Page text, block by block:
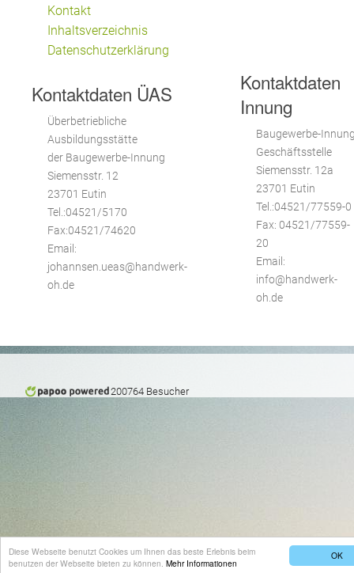
OK
Diese Webseite benutzt Cookies um Ihnen das beste Erlebnis beim
benutzen der Webseite bieten zu können. Mehr Informationen
Kontakt
Inhaltsverzeichnis
Datenschutzerklärung
Kontaktdaten ÜAS
Überbetriebliche
Ausbildungsstätte
der Baugewerbe-Innung
Siemensstr. 12
23701 Eutin
Tel.:04521/5170
Fax:04521/74620
Email:
johannsen.ueas@handwerk-
oh.de
Kontaktdaten
Innung
Baugewerbe-
Geschäftsstelle
Siemensstr. 12a
23701 Eutin
Tel.:04521/77559-0
Fax: 04521/77559-
20
Email:
info@handwerk-
oh.de
200764 Besucher